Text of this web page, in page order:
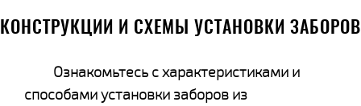
КОНСТРУКЦИИ И СХЕМЫ УСТАНОВКИ ЗАБОРОВ
Ознакомьтесь с характеристиками и
способами установки заборов из